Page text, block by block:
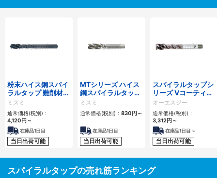
粉末ハイス鋼スパイ
ラルタップ 難削材対
応
ミスミ
通常価格(税別)：
4,120円～
在庫品1日目
当日出荷可能
MTシリーズ ハイス
鋼スパイラルタップ
MT-SPFT
ミスミ
通常価格(税別)： 830円～
在庫品1日目
当日出荷可能
スパイラルタップシ
リーズ Vコーティン
グ粉末ハイス VP-
SFT
オーエスジー
通常価格(税別)：
3,312円～
在庫品1日目～
当日出荷可能
スパイラルタップの売れ筋ランキング